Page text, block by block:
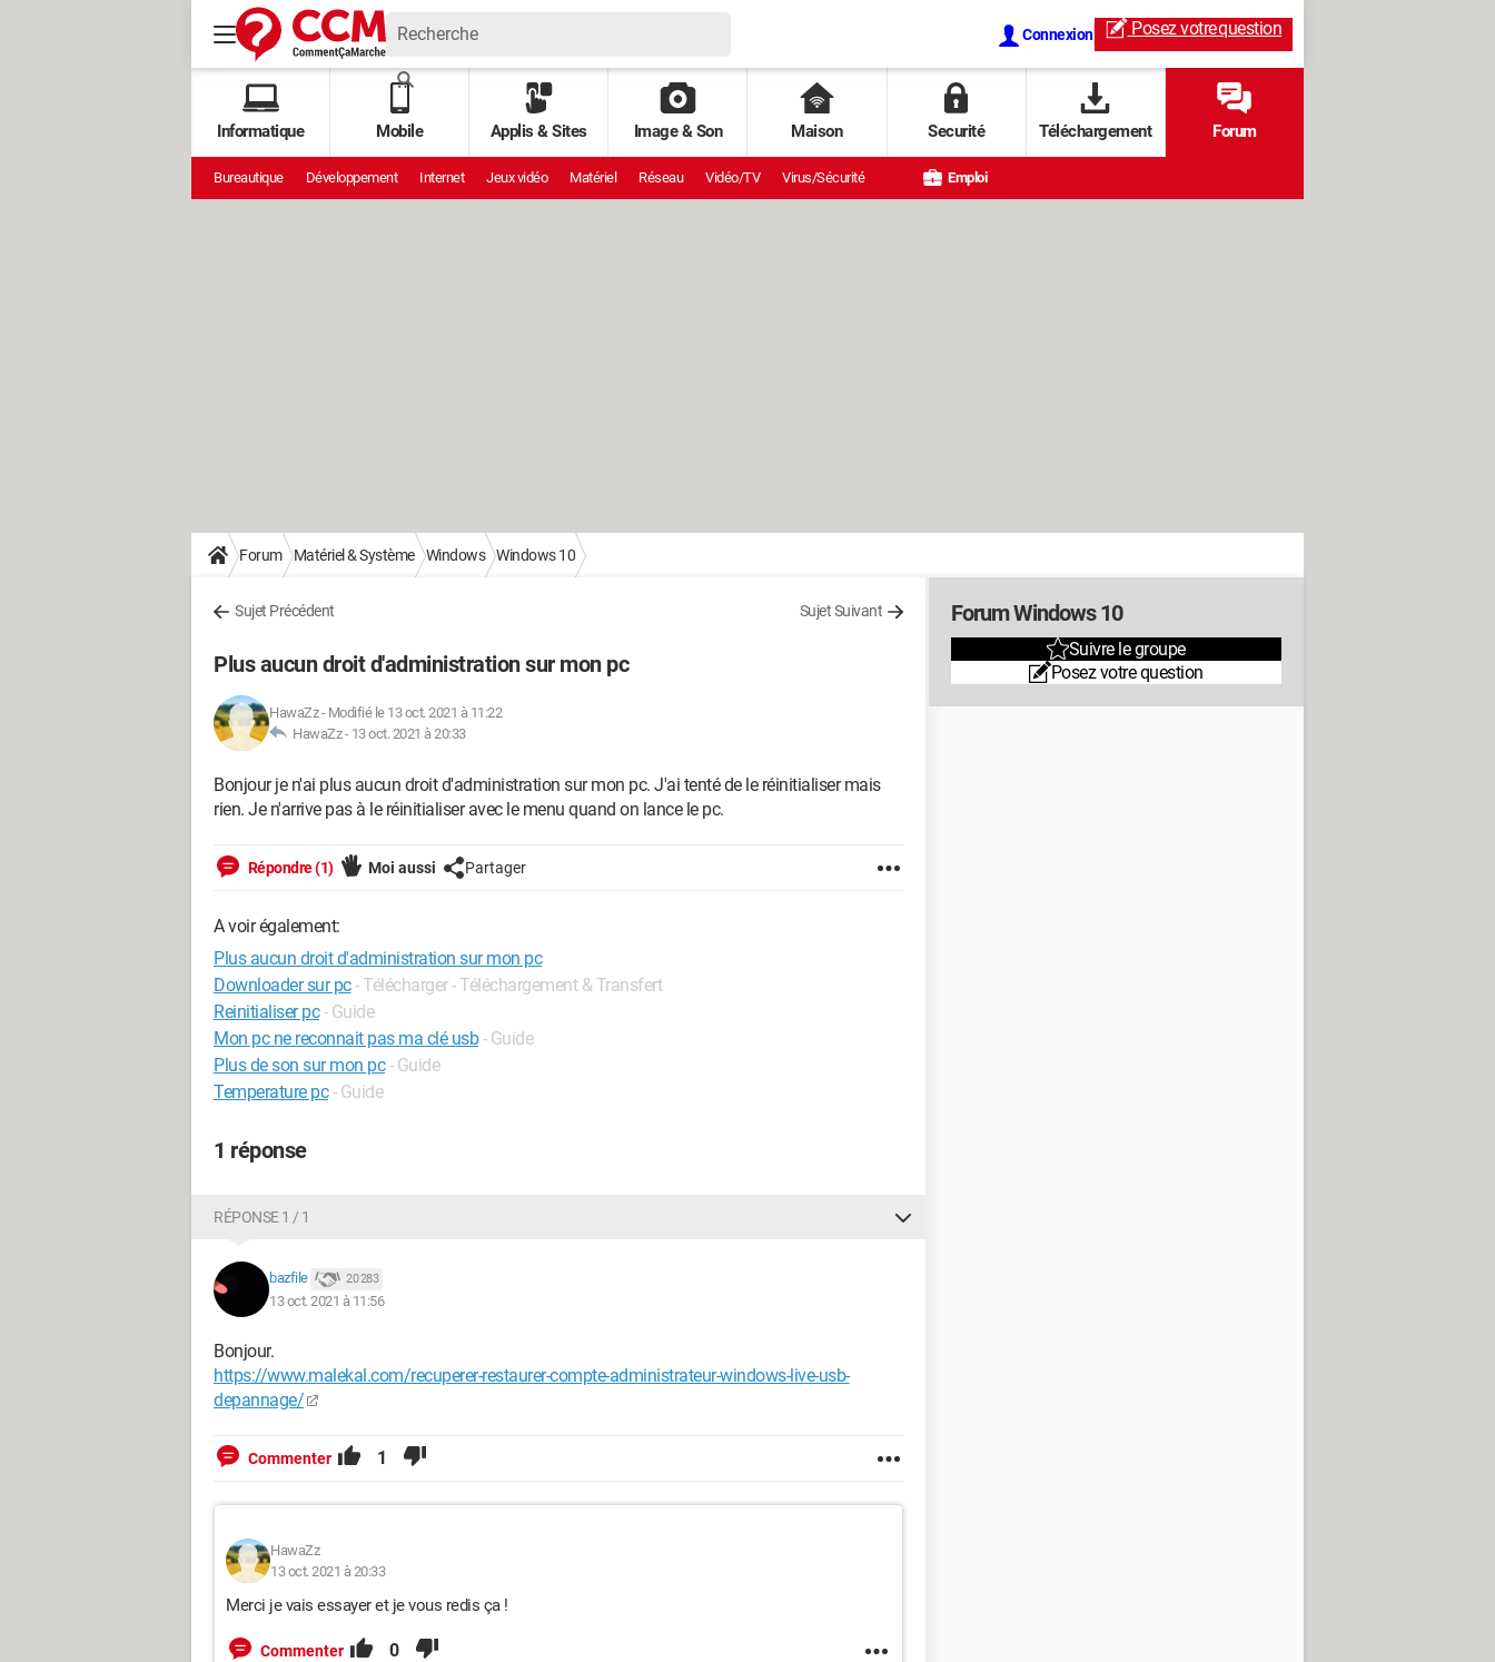
Connexion Posez votrequestion
Informatique Mobile Applis & Sites Image & Son Maison Securité Téléchargement Forum
Bureautique Développement Internet Jeux vidéo Matériel Réseau Vidéo/TV Virus/Sécurité Emploi
Forum Matériel & Système Windows Windows 10
Sujet Précédent Sujet Suivant
Plus aucun droit d'administration sur mon pc
HawaZz- Modifié le 13 oct. 2021 à 11:22
HawaZz - 13 oct. 2021 à 20:33
Bonjour je n'ai plus aucun droit d'administration sur mon pc. J'ai tenté de le réinitialiser mais
rien. Je n'arrive pas à le réinitialiser avec le menu quand on lance le pc.
Répondre (1) Moi aussi Partager
A voir également:
Plus aucun droit d'administration sur mon pc
Downloader sur pc- Télécharger - Téléchargement & Transfert
Reinitialiser pc - Guide
Mon pc ne reconnait pas ma clé usb - Guide
Plus de son sur mon pc - Guide
Temperature pc - Guide
1 réponse
RÉPONSE 1 / 1
bazfile 20 283
13 oct. 2021 à 11:56
Bonjour.
https://www.malekal.com/recuperer-restaurer-compte-administrateur-windows-live-usb-
depannage/
Commenter 1
HawaZz
13 oct. 2021 à 20:33
Merci je vais essayer et je vous redis ça !
Commenter 0
Forum Windows 10
Suivre le groupe
Posez votre question